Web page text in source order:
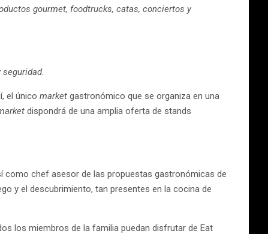
gourmet, foodtrucks, catas, conciertos y
el único market gastronómico que se organiza en una
dispondrá de una amplia oferta de stands
como chef asesor de las propuestas gastronómicas de
y el descubrimiento, tan presentes en la cocina de
los miembros de la familia puedan disfrutar de Eat